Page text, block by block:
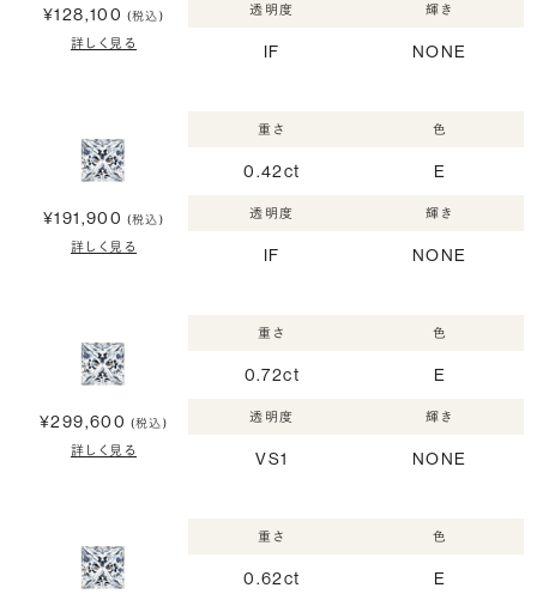
¥128,100 (税込)
詳しく見る
透明度
IF
輝き
NONE
¥191,900 (税込)
詳しく見る
重さ
0.42ct
色
E
透明度
IF
輝き
NONE
¥299,600 (税込)
詳しく見る
重さ
0.72ct
色
E
透明度
VS1
輝き
NONE
重さ
0.62ct
色
E